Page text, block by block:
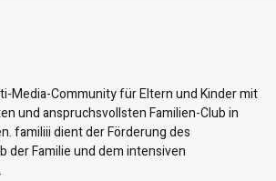
Media-Community für Eltern und Kinder mit
und anspruchsvollsten Familien-Club in
familiii dient der Förderung des
der Familie und dem intensiven